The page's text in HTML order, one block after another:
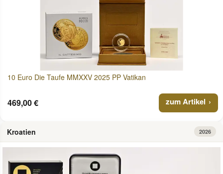
10 Euro Die Taufe MMXXV 2025 PP Vatikan
469,00 € zum Artikel
Kroatien 2026